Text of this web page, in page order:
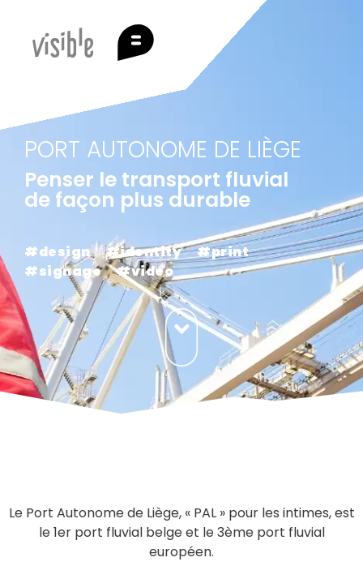
PORT AUTONOME DE LIÈGE
Penser le transport fluvial
de façon plus durable
#design #identity
#print
#signage
#video
Le Port Autonome de Liège, « PAL » pour les intimes, est
le 1er port fluvial belge et le 3ème port fluvial
européen.